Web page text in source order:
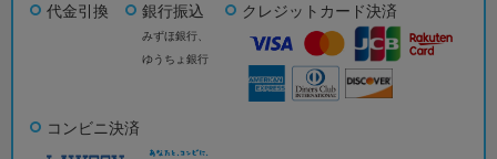
代金引換 銀行振込
みずほ銀行、
ゆうちょ銀行
クレジットカード決済
コンビニ決済